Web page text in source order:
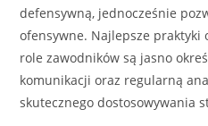
defensywną, jednocześnie
ofensywne. Najlepsze praktyki
role zawodników są jasno
komunikacji oraz regularną
skutecznego dostosowywania